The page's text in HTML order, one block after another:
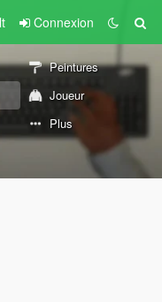
Connexion
Peintures
Joueur
Plus